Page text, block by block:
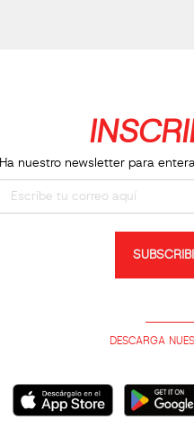
Ha nuestro newsletter para
DESCARGA